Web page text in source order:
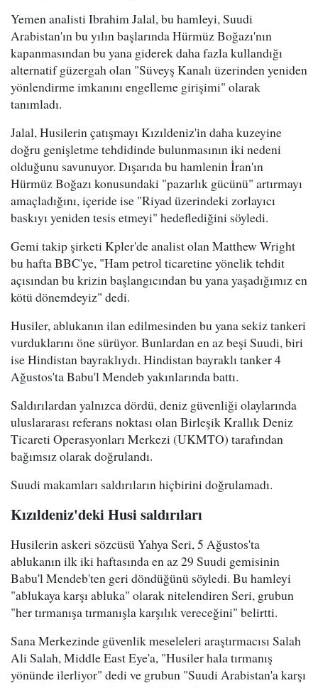
Yemen analisti Ibrahim Jalal, bu hamleyi, Suudi
Arabistan'ın bu yılın başlarında Hürmüz Boğazı'nın
kapanmasından bu yana giderek daha fazla kullandığı
alternatif güzergah olan "Süveyş Kanalı üzerinden yeniden
yönlendirme imkanını engelleme girişimi" olarak
tanımladı.
Jalal, Husilerin çatışmayı Kızıldeniz'in daha kuzeyine
doğru genişletme tehdidinde bulunmasının iki nedeni
olduğunu savunuyor. Dışarıda bu hamlenin İran'ın
Hürmüz Boğazı konusundaki "pazarlık gücünü" artırmayı
amaçladığını, içeride ise "Riyad üzerindeki zorlayıcı
baskıyı yeniden tesis etmeyi" hedeflediğini söyledi.
Gemi takip şirketi Kpler'de analist olan Matthew Wright
bu hafta BBC'ye, "Ham petrol ticaretine yönelik tehdit
açısından bu krizin başlangıcından bu yana yaşadığımız en
kötü dönemdeyiz" dedi.
Husiler, ablukanın ilan edilmesinden bu yana sekiz tankeri
vurduklarını öne sürüyor. Bunlardan en az beşi Suudi, biri
ise Hindistan bayraklıydı. Hindistan bayraklı tanker 4
Ağustos'ta Babu'l Mendeb yakınlarında battı.
Saldırılardan yalnızca dördü, deniz güvenliği olaylarında
uluslararası referans noktası olan Birleşik Krallık Deniz
Ticareti Operasyonları Merkezi (UKMTO) tarafından
bağımsız olarak doğrulandı.
Suudi makamları saldırıların hiçbirini doğrulamadı.
Kızıldeniz'deki Husi saldırıları
Husilerin askeri sözcüsü Yahya Seri, 5 Ağustos'ta
ablukanın ilk iki haftasında en az 29 Suudi gemisinin
Babu'l Mendeb'ten geri döndüğünü söyledi. Bu hamleyi
"ablukaya karşı abluka" olarak nitelendiren Seri, grubun
"her tırmanışa tırmanışla karşılık vereceğini" belirtti.
Sana Merkezinde güvenlik meseleleri araştırmacısı Salah
Ali Salah, Middle East Eye'a, "Husiler hala tırmanış
yönünde ilerliyor" dedi ve grubun "Suudi Arabistan'a karşı